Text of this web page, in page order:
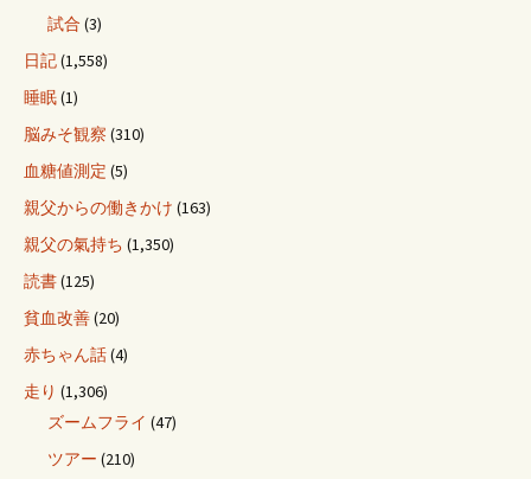
試合 (3)
日記(1,558)
睡眠(1)
脳みそ観察 (310)
血糖値測定 (5)
親父からの働きかけ (163)
親父の氣持ち (1,350)
読書(125)
貧血改善(20)
赤ちゃん話(4)
走り (1,306)
ズームフライ (47)
ツアー (210)